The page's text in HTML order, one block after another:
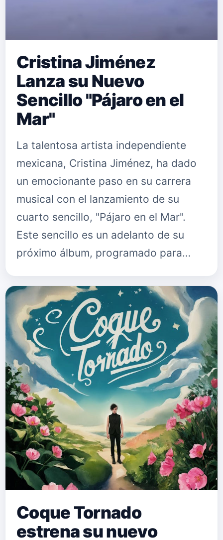
Cristina Jiménez
Lanza su Nuevo
Sencillo "Pájaro en el
Mar"
La talentosa artista independiente
mexicana, Cristina Jiménez, ha dado
un emocionante paso en su carrera
musical con el lanzamiento de su
cuarto sencillo, "Pájaro en el Mar".
Este sencillo es un adelanto de su
próximo álbum, programado para…
Coque Tornado
estrena su nuevo